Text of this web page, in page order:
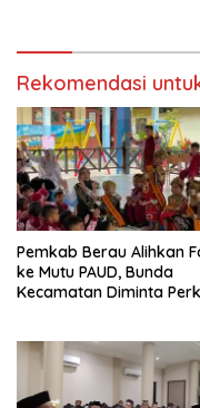
Rekomendasi
Pemkab Berau Alihkan
ke Mutu PAUD, Bunda
Kecamatan Diminta